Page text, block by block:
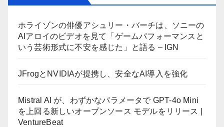
ホライゾンの俳優アシュリー・バーチは、ソニーの
AIアロイのビデオを見て「ゲームパフォーマンスと
いう芸術形式に不安を感じた」と語る – IGN
JFrogとNVIDIAが提携し、安全なAI導入を強化
Mistral AI が、わずかなパラメータで GPT-4o Mini
を上回る新しいオープンソース モデルをリリース |
VentureBeat